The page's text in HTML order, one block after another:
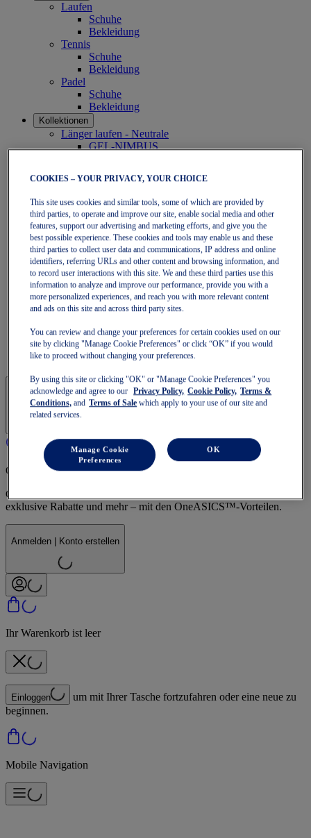
Laufen
Schuhe
Bekleidung
Tennis
Schuhe
Bekleidung
Padel
Schuhe
Bekleidung
Kollektionen
Länger laufen - Neutrale
GEL-NIMBUS
Länger laufen - Stabilitäts
GEL-KAYANO
GT-2000
GT-1000
Schneller laufen
NOVABLAST
DYNABLAST
NOOSA
Trail Running
GEL-VENTURE
GEL-TRABUCO
SportStyle
GEL-QUANTUM
JAPAN S
OneASICS™-Mitgliedschaft
Genieße kostenlosen Versand, kostenlose Rücksendungen,
exklusive Rabatte und mehr – mit den OneASICS™-Vorteilen.
Anmelden | Konto erstellen
Ihr Warenkorb ist leer
Einloggen
um mit Ihrer Tasche fortzufahren oder eine neue zu
beginnen.
Mobile Navigation
COOKIES – YOUR PRIVACY, YOUR CHOICE
This site uses cookies and similar tools, some of which are provided by
third parties, to operate and improve our site, enable social media and other
features, support our advertising and marketing efforts, and give you the
best possible experience. These cookies and tools may enable us and these
third parties to collect user data and communications, IP address and online
identifiers, referring URLs and other content and browsing information, and
to record user interactions with this site. We and these third parties use this
information to analyze and improve our performance, provide you with a
more personalized experiences, and reach you with more relevant content
and ads on this site and across third party sites.
You can review and change your preferences for certain cookies used on our
site by clicking "Manage Cookie Preferences" or click “OK” if you would
like to proceed without changing your preferences.
By using this site or clicking "OK" or "Manage Cookie Preferences" you
acknowledge and agree to our
Privacy Policy, Cookie Policy, Terms &
Conditions, and Terms of Sale which apply to your use of our site and
related services.
Manage Cookie
Preferences
OK